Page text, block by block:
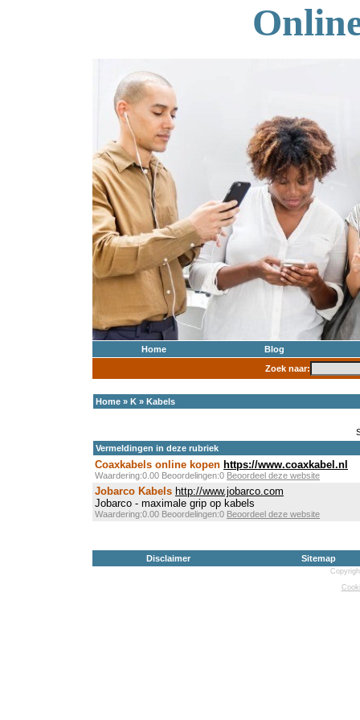
Home
Blog
Zoek naar:
Home » K » Kabels
Vermeldingen in deze rubriek
Coaxkabels online kopen https://www.coaxkabel.nl
Waardering:0.00 Beoordelingen:0 Beoordeel deze website
Jobarco Kabels http://www.jobarco.com
Jobarco - maximale grip op kabels
Waardering:0.00 Beoordelingen:0 Beoordeel deze website
Disclaimer Sitemap